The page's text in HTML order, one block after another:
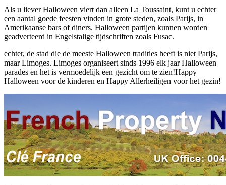
Als u liever Halloween viert dan alleen La Toussaint, kunt u echter
een aantal goede feesten vinden in grote steden, zoals Parijs, in
Amerikaanse bars of diners. Halloween partijen kunnen worden
geadverteerd in Engelstalige tijdschriften zoals Fusac.
echter, de stad die de meeste Halloween tradities heeft is niet Parijs,
maar Limoges. Limoges organiseert sinds 1996 elk jaar Halloween
parades en het is vermoedelijk een gezicht om te zien!Happy
Halloween voor de kinderen en Happy Allerheiligen voor het gezin!